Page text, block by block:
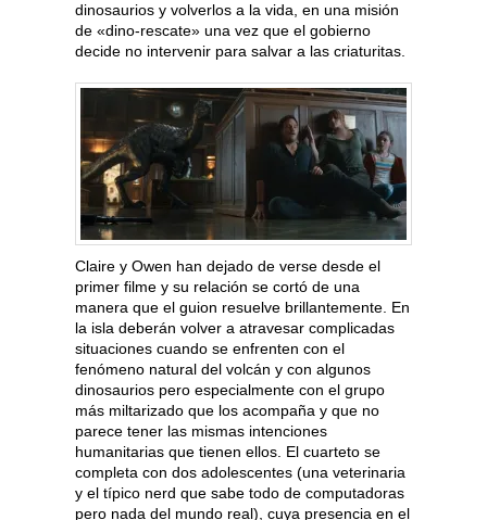
dinosaurios y volverlos a la vida, en una misión
de «dino-rescate» una vez que el gobierno
decide no intervenir para salvar a las criaturitas.
Claire y Owen han dejado de verse desde el
primer filme y su relación se cortó de una
manera que el guion resuelve brillantemente. En
la isla deberán volver a atravesar complicadas
situaciones cuando se enfrenten con el
fenómeno natural del volcán y con algunos
dinosaurios pero especialmente con el grupo
más miltarizado que los acompaña y que no
parece tener las mismas intenciones
humanitarias que tienen ellos. El cuarteto se
completa con dos adolescentes (una veterinaria
y el típico nerd que sabe todo de computadoras
pero nada del mundo real), cuya presencia en el